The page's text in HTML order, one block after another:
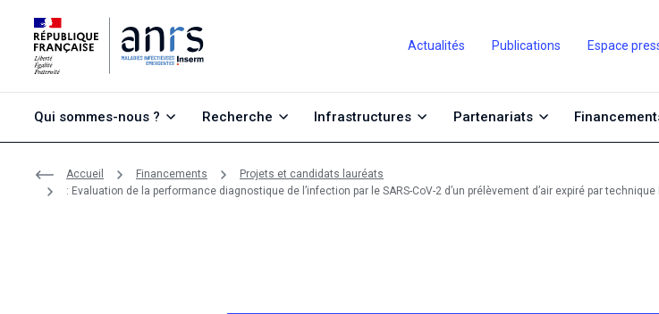
Actualités Publications Espace
Qui sommes-nous ? Recherche Infrastructures Partenariats
Accueil Financements
Projets et candidats lauréats
: Evaluation de la performance diagnostique de l’infection par le SARS-CoV-2 d’un prélèvement d’air expiré par